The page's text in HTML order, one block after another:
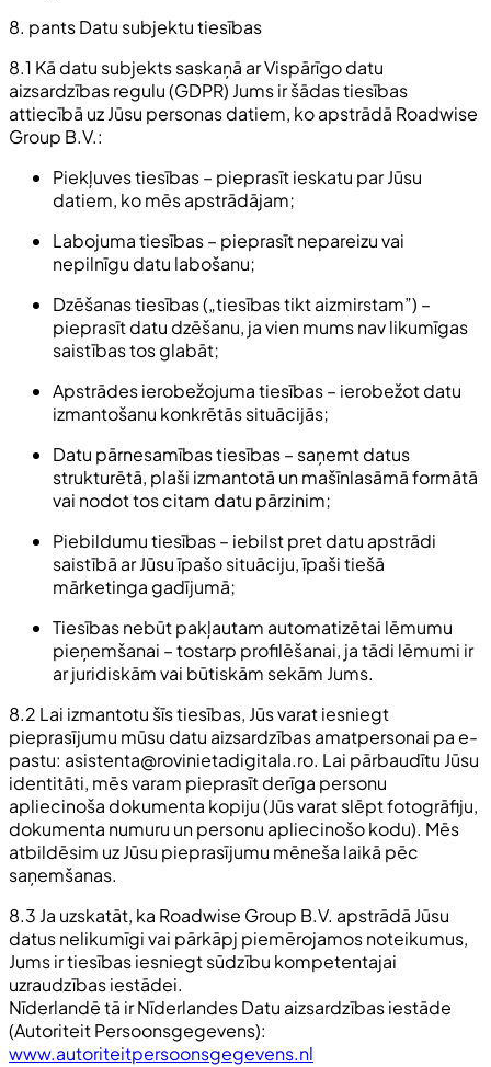
8. pants Datu subjektu tiesības
8.1 Kā datu subjekts saskaņā ar Vispārīgo datu
aizsardzības regulu (GDPR) Jums ir šādas tiesības
attiecībā uz Jūsu personas datiem, ko apstrādā Roadwise
Group B.V.:
Piekļuves tiesības – pieprasīt ieskatu par Jūsu
datiem, ko mēs apstrādājam;
Labojuma tiesības – pieprasīt nepareizu vai
nepilnīgu datu labošanu;
Dzēšanas tiesības („tiesības tikt aizmirstam”) –
pieprasīt datu dzēšanu, ja vien mums nav likumīgas
saistības tos glabāt;
Apstrādes ierobežojuma tiesības – ierobežot datu
izmantošanu konkrētās situācijās;
Datu pārnesamības tiesības – saņemt datus
strukturētā, plaši izmantotā un mašīnlasāmā formātā
vai nodot tos citam datu pārzinim;
Piebildumu tiesības – iebilst pret datu apstrādi
saistībā ar Jūsu īpašo situāciju, īpaši tiešā
mārketinga gadījumā;
Tiesības nebūt pakļautam automatizētai lēmumu
pieņemšanai – tostarp profilēšanai, ja tādi lēmumi ir
ar juridiskām vai būtiskām sekām Jums.
8.2 Lai izmantotu šīs tiesības, Jūs varat iesniegt
pieprasījumu mūsu datu aizsardzības amatpersonai pa e-
pastu: asistenta@rovinietadigitala.ro. Lai pārbaudītu Jūsu
identitāti, mēs varam pieprasīt derīga personu
apliecinoša dokumenta kopiju (Jūs varat slēpt fotogrāfiju,
dokumenta numuru un personu apliecinošo kodu). Mēs
atbildēsim uz Jūsu pieprasījumu mēneša laikā pēc
saņemšanas.
8.3 Ja uzskatāt, ka Roadwise Group B.V. apstrādā Jūsu
datus nelikumīgi vai pārkāpj piemērojamos noteikumus,
Jums ir tiesības iesniegt sūdzību kompetentajai
uzraudzības iestādei.
Nīderlandē tā ir Nīderlandes Datu aizsardzības iestāde
(Autoriteit Persoonsgegevens):
www.autoriteitpersoonsgegevens.nl